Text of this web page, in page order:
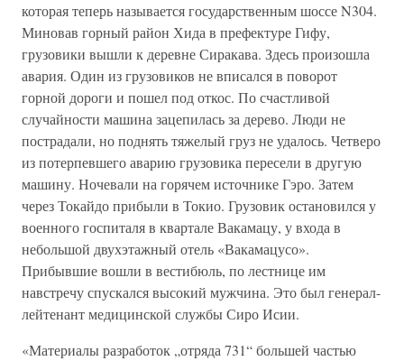
которая теперь называется государственным шоссе N304.
Миновав горный район Хида в префектуре Гифу,
грузовики вышли к деревне Сиракава. Здесь произошла
авария. Один из грузовиков не вписался в поворот
горной дороги и пошел под откос. По счастливой
случайности машина зацепилась за дерево. Люди не
пострадали, но поднять тяжелый груз не удалось. Четверо
из потерпевшего аварию грузовика пересели в другую
машину. Ночевали на горячем источнике Гэро. Затем
через Токайдо прибыли в Токио. Грузовик остановился у
военного госпиталя в квартале Вакамацу, у входа в
небольшой двухэтажный отель «Вакамацусо».
Прибывшие вошли в вестибюль, по лестнице им
навстречу спускался высокий мужчина. Это был генерал-
лейтенант медицинской службы Сиро Исии.
«Материалы разработок „отряда 731“ большей частью